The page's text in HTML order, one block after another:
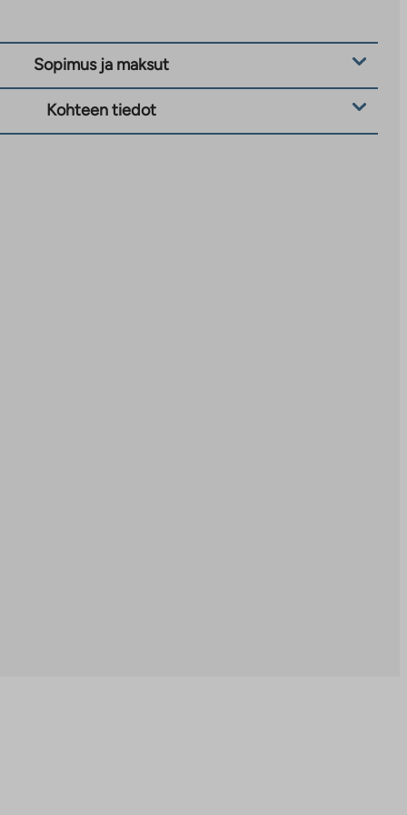
Sopimus ja maksut
Kohteen tiedot